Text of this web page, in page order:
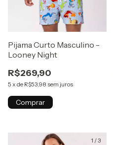
Pijama Curto Masculino -
Looney Night
R$269,90
5 x de R$53,98 sem juros
Comprar
1 /3